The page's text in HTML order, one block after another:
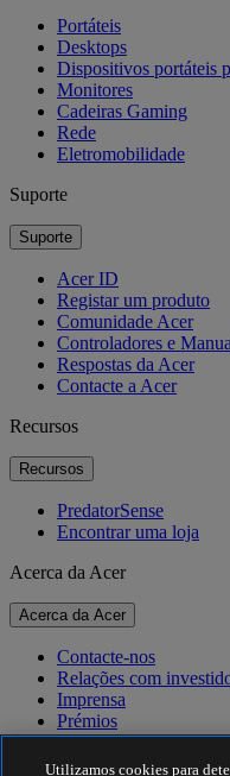
Portáteis
Desktops
Dispositivos portáteis
Monitores
Cadeiras Gaming
Rede
Eletromobilidade
Suporte
Suporte
Acer ID
Registar um produto
Comunidade Acer
Controladores e
Respostas da Acer
Contacte a Acer
Recursos
Recursos
PredatorSense
Encontrar uma loja
Acerca da Acer
Acerca da Acer
Contacte-nos
Relações com
Imprensa
Prémios
Eventos
Utilizamos cookies para